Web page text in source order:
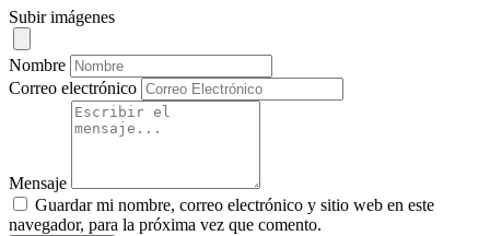
Subir imágenes
Nombre
Correo electrónico
Mensaje
Guardar mi nombre, correo electrónico y sitio web en este
navegador, para la próxima vez que comento.